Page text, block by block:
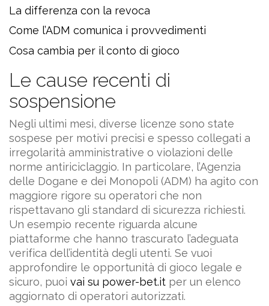
La differenza con la revoca
Come l’ADM comunica i provvedimenti
Cosa cambia per il conto di gioco
Le cause recenti di
sospensione
Negli ultimi mesi, diverse licenze sono state
sospese per motivi precisi e spesso collegati a
irregolarità amministrative o violazioni delle
norme antiriciclaggio. In particolare, l’Agenzia
delle Dogane e dei Monopoli (ADM) ha agito con
maggiore rigore su operatori che non
rispettavano gli standard di sicurezza richiesti.
Un esempio recente riguarda alcune
piattaforme che hanno trascurato l’adeguata
verifica dell’identità degli utenti. Se vuoi
approfondire le opportunità di gioco legale e
sicuro, puoi vai su power-bet.it per un elenco
aggiornato di operatori autorizzati.